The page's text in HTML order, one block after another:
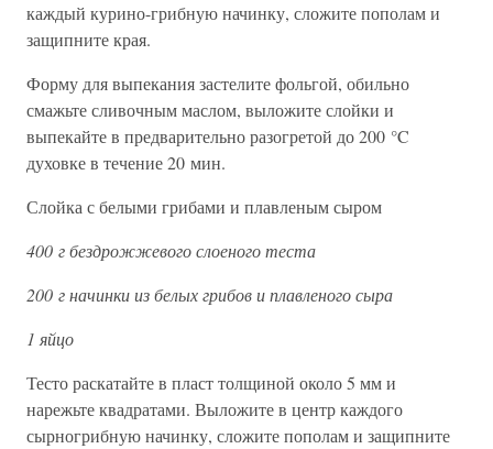
каждый курино-грибную начинку, сложите пополам и
защипните края.
Форму для выпекания застелите фольгой, обильно
смажьте сливочным маслом, выложите слойки и
выпекайте в предварительно разогретой до 200 °C
духовке в течение 20 мин.
Слойка с белыми грибами и плавленым сыром
400 г бездрожжевого слоеного теста
200 г начинки из белых грибов и плавленого сыра
1 яйцо
Тесто раскатайте в пласт толщиной около 5 мм и
нарежьте квадратами. Выложите в центр каждого
сырногрибную начинку, сложите пополам и защипните